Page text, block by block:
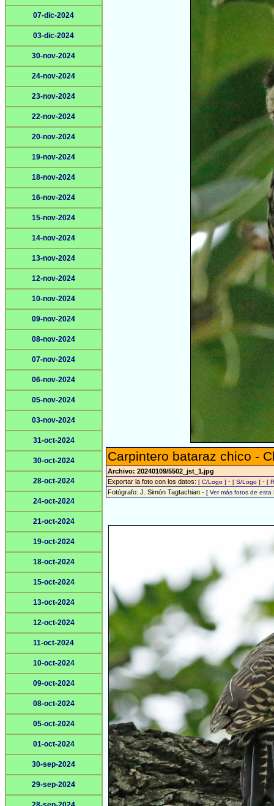
07-dic-2024
03-dic-2024
30-nov-2024
24-nov-2024
23-nov-2024
22-nov-2024
20-nov-2024
19-nov-2024
18-nov-2024
16-nov-2024
15-nov-2024
14-nov-2024
13-nov-2024
12-nov-2024
10-nov-2024
09-nov-2024
08-nov-2024
07-nov-2024
06-nov-2024
05-nov-2024
03-nov-2024
31-oct-2024
30-oct-2024
28-oct-2024
24-oct-2024
21-oct-2024
19-oct-2024
18-oct-2024
15-oct-2024
13-oct-2024
12-oct-2024
11-oct-2024
10-oct-2024
09-oct-2024
08-oct-2024
05-oct-2024
01-oct-2024
30-sep-2024
29-sep-2024
Carpintero bataraz chico -
Archivo: 20240109/5502_jst_1.jpg
Exportar la foto con los datos: [ C/Logo ] - [ S/Logo ] - [
Fotógrafo: J. Simón Tagtachian - [ Ver más fotos de esta